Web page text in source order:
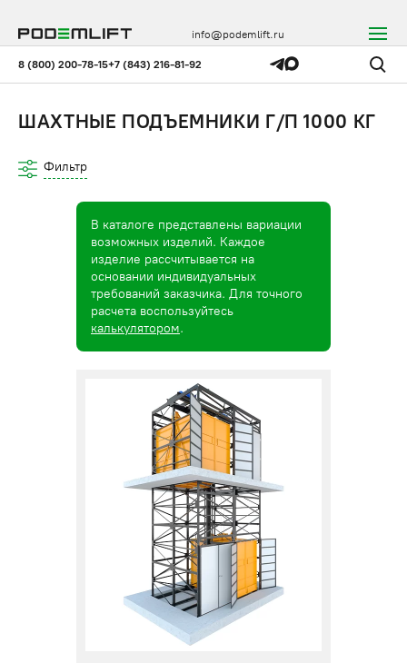
8 (800) 200-78-15+7 (843) 216-81-92
info@podemlift.ru
ШАХТНЫЕ ПОДЪЕМНИКИ Г/П 1000 КГ
Фильтр
В каталоге представлены вариации
возможных изделий. Каждое
изделие рассчитывается на
основании индивидуальных
требований заказчика. Для точного
расчета воспользуйтесь
калькулятором.